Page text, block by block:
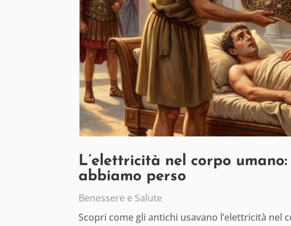
L’elettricità nel corpo
abbiamo perso
Benessere e Salute
Scopri come gli antichi usavano l’elettricità nel